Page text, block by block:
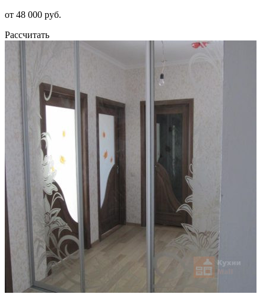
от 48 000 руб.
Рассчитать